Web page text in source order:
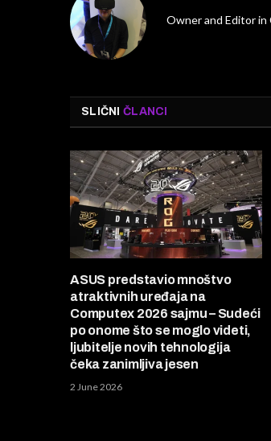
Owner and Editor in
SLIČNI ČLANCI
ASUS predstavio mnoštvo
atraktivnih uređaja na
Computex 2026 sajmu – Sudeći
po onome što se moglo videti,
ljubitelje novih tehnologija
čeka zanimljiva jesen
2 June 2026